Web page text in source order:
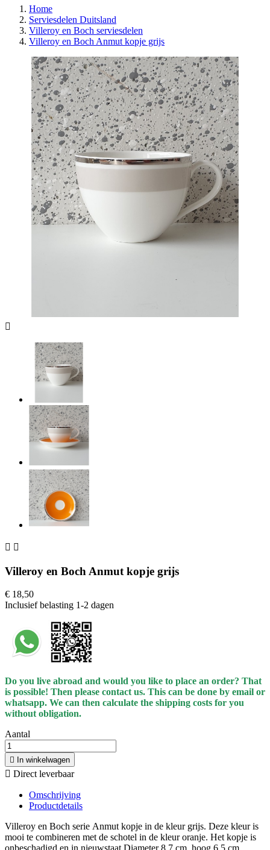
Home
Serviesdelen Duitsland
Villeroy en Boch serviesdelen
Villeroy en Boch Anmut kopje grijs

 
Villeroy en Boch Anmut kopje grijs
€ 18,50
Inclusief belasting 1-2 dagen
Do you live abroad and would you like to place an order? That
is possible! Then please contact us. This can be done by email or
whatsapp. We can then calculate the shipping costs for you
without obligation.
Aantal
 In winkelwagen
 Direct leverbaar
Omschrijving
Productdetails
Villeroy en Boch serie Anmut kopje in de kleur grijs. Deze kleur is
mooi te combineren met de schotel in de kleur oranje. Het kopje is